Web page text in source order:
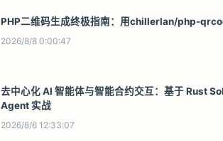
PHP二维码生成终极指南：用chillerlan/php-
2026/8/8 0:00:47
去中心化 AI 智能体与智能合约交互：基于 Rust Solana Anchor 框架的链上
Agent 实战
2026/8/6 12:33:07